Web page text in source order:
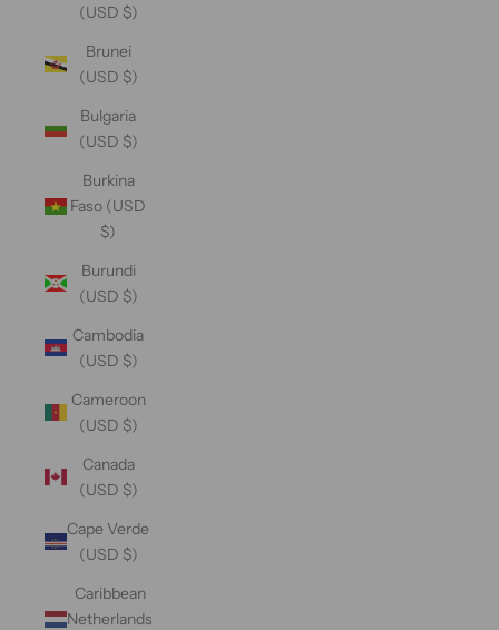
(USD $)
Brunei
(USD $)
Bulgaria
(USD $)
Burkina
Faso (USD
$)
Burundi
(USD $)
Cambodia
(USD $)
Cameroon
(USD $)
Canada
(USD $)
Cape Verde
(USD $)
Caribbean
Netherlands